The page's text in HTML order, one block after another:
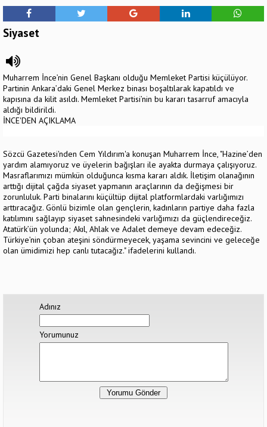
Siyaset
Muharrem İnce’nin Genel Başkanı olduğu Memleket Partisi küçülüyor.
Partinin Ankara’daki Genel Merkez binası boşaltılarak kapatıldı ve
kapısına da kilit asıldı. Memleket Partisi’nin bu kararı tasarruf amacıyla
aldığı bildirildi.
İNCE'DEN AÇIKLAMA
Sözcü Gazetesi'nden Cem Yıldırım'a konuşan Muharrem İnce, "Hazine’den
yardım alamıyoruz ve üyelerin bağışları ile ayakta durmaya çalışıyoruz.
Masraflarımızı mümkün olduğunca kısma kararı aldık. İletişim olanağının
arttığı dijital çağda siyaset yapmanın araçlarının da değişmesi bir
zorunluluk. Parti binalarını küçültüp dijital platformlardaki varlığımızı
arttıracağız. Gönlü bizimle olan gençlerin, kadınların partiye daha fazla
katılımını sağlayıp siyaset sahnesindeki varlığımızı da güçlendireceğiz.
Atatürk’ün yolunda; Akıl, Ahlak ve Adalet demeye devam edeceğiz.
Türkiye’nin çoban ateşini söndürmeyecek, yaşama sevincini ve geleceğe
olan ümidimizi hep canlı tutacağız." ifadelerini kullandı.
Adınız
Yorumunuz